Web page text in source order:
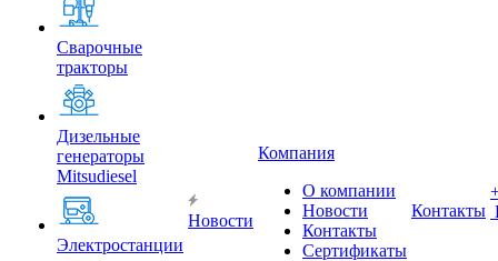
Сварочные
тракторы
Дизельные
генераторы
Mitsudiesel
Электростанции
Новости
Компания
О компании
Новости
Контакты
Сертификаты
Контакты